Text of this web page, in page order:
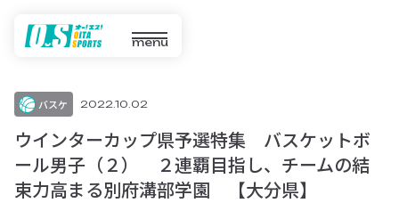
menu
バスケ 2022.10.02
ウインターカップ県予選特集 バスケットボ
ール男子（２） ２連覇目指し、チームの結
束力高まる別府溝部学園 【大分県】